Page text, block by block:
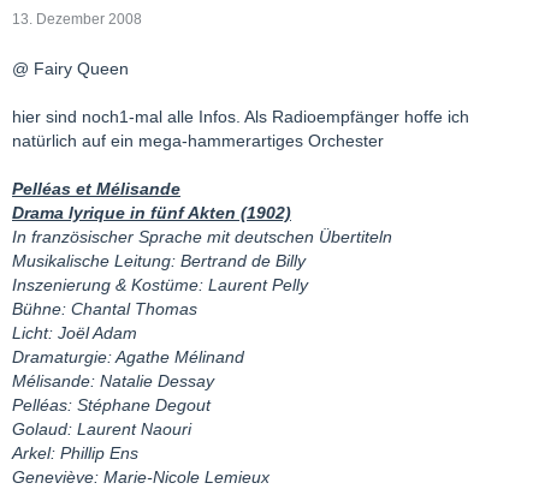
13. Dezember 2008
@ Fairy Queen
hier sind noch1-mal alle Infos. Als Radioempfänger hoffe ich
natürlich auf ein mega-hammerartiges Orchester
Pelléas et Mélisande
Drama lyrique in fünf Akten (1902)
In französischer Sprache mit deutschen Übertiteln
Musikalische Leitung: Bertrand de Billy
Inszenierung & Kostüme: Laurent Pelly
Bühne: Chantal Thomas
Licht: Joël Adam
Dramaturgie: Agathe Mélinand
Mélisande: Natalie Dessay
Pelléas: Stéphane Degout
Golaud: Laurent Naouri
Arkel: Phillip Ens
Geneviève: Marie-Nicole Lemieux